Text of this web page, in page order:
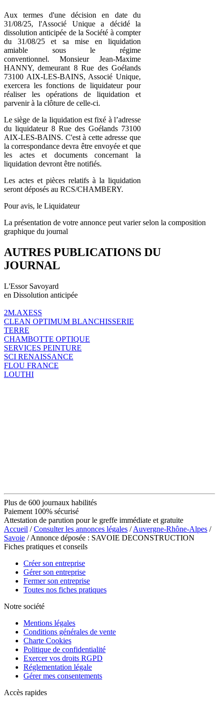
Aux termes d'une décision en date du
31/08/25, l'Associé Unique a décidé la
dissolution anticipée de la Société à compter
du 31/08/25 et sa mise en liquidation
amiable sous le régime
conventionnel. Monsieur Jean-Maxime
HANNY, demeurant 8 Rue des Goélands
73100 AIX-LES-BAINS, Associé Unique,
exercera les fonctions de liquidateur pour
réaliser les opérations de liquidation et
parvenir à la clôture de celle-ci.
Le siège de la liquidation est fixé à l’adresse
du liquidateur 8 Rue des Goélands 73100
AIX-LES-BAINS. C'est à cette adresse que
la correspondance devra être envoyée et que
les actes et documents concernant la
liquidation devront être notifiés.
Les actes et pièces relatifs à la liquidation
seront déposés au RCS/CHAMBERY.
Pour avis, le Liquidateur
La présentation de votre annonce peut varier selon la composition
graphique du journal
AUTRES PUBLICATIONS DU
JOURNAL
L'Essor Savoyard
en Dissolution anticipée
2M.AXESS
CLEAN OPTIMUM BLANCHISSERIE
TERRE
CHAMBOTTE OPTIQUE
SERVICES PEINTURE
SCI RENAISSANCE
FLOU FRANCE
LOUTHI
Plus de 600 journaux habilités
Paiement 100% sécurisé
Attestation de parution pour le greffe immédiate et gratuite
Accueil /Consulter les annonces légales /Auvergne-Rhône-Alpes /
Savoie / Annonce déposée : SAVOIE DECONSTRUCTION
Fiches pratiques et conseils
Créer son entreprise
Gérer son entreprise
Fermer son entreprise
Toutes nos fiches pratiques
Notre société
Mentions légales
Conditions générales de vente
Charte Cookies
Politique de confidentialité
Exercer vos droits RGPD
Réglementation légale
Gérer mes consentements
Accès rapides